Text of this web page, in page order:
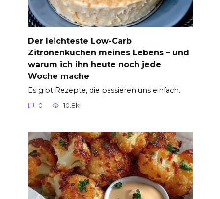
Der leichteste Low-Carb
Zitronenkuchen meines Lebens – und
warum ich ihn heute noch jede
Woche mache
Es gibt Rezepte, die passieren uns einfach.
0 10.8k.